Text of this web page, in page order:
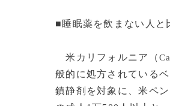
■睡眠薬を飲まない人と
米カリフォルニア（
般的に処方されている
鎮静剤を対象に、米ペ